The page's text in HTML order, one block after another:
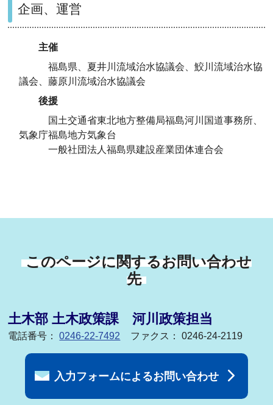
企画、運営
主催
福島県、夏井川流域治水協議会、鮫川流域治水協
議会、藤原川流域治水協議会
後援
国土交通省東北地方整備局福島河川国道事務所、
気象庁福島地方気象台
一般社団法人福島県建設産業団体連合会
このページに関するお問い合わせ
先
土木部 土木政策課 河川政策担当
電話番号：0246-22-7492 ファクス： 0246-24-2119
入力フォームによるお問い合わせ